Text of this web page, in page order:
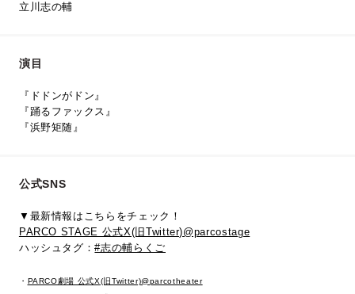
立川志の輔
演目
『ドドンがドン』
『踊るファックス』
『浜野矩随』
公式SNS
▼最新情報はこちらをチェック！
PARCO STAGE 公式X(旧Twitter)@parcostage
ハッシュタグ：#志の輔らくご
・ PARCO劇場 公式X(旧Twitter)@parcotheater